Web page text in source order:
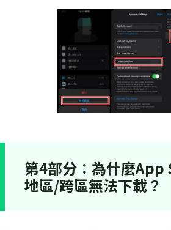
第4部分：為什麼
地區/跨區無法下載？